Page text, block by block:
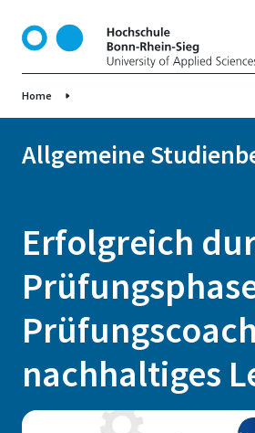
t
Home
Allgemeine
Erfolgreich
nachhaltiges